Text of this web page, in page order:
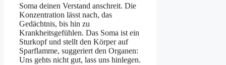
Soma deinen Verstand anschreit. Die
Konzentration lässt nach, das
Gedächtnis, bis hin zu
Krankheitsgefühlen. Das Soma ist ein
Sturkopf und stellt den Körper auf
Sparflamme, suggeriert den Organen:
Uns gehts nicht gut, lass uns hinlegen.